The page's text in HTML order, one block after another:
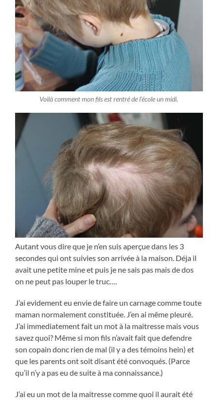
Voilà comment mon fils est rentré de l’école un midi.
Autant vous dire que je n’en suis aperçue dans les 3
secondes qui ont suivies son arrivée à la maison. Déja il
avait une petite mine et puis je ne sais pas mais de dos
on ne peut pas louper le truc….
J’ai evidement eu envie de faire un carnage comme toute
maman normalement constituée. J’en ai même pleuré.
J’ai immediatement fait un mot à la maitresse mais vous
savez quoi? Même si mon fils n’avait fait que defendre
son copain donc rien de mal (il y a des témoins hein) et
que les parents ont soit disant été convoqués. (Parce
qu’il n’y a pas eu de suite à ma connaissance.)
J’ai eu un mot de la maitresse comme quoi il aurait été